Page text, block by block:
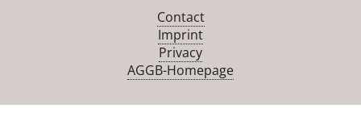
Contact
Imprint
Privacy
AGGB-Homepage